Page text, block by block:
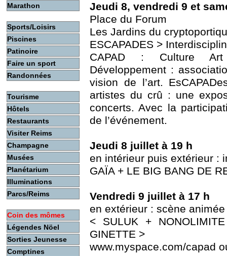
Marathon
Sports/Loisirs
Piscines
Patinoire
Faire un sport
Randonnées
Tourisme
Hôtels
Restaurants
Visiter Reims
Champagne
Musées
Planétarium
Illuminations
Parcs/Reims
Coin des mômes
Légendes Nöel
Sorties Jeunesse
Comptines
Jeudi 8, vendredi 9 et
Place du Forum
Les Jardins du
ESCAPADES >
CAPAD : Culture Art
Développement :
vision de l’art.
artistes du crû : une
concerts. Avec la
de l’événement.
Jeudi 8 juillet à 19 h
en intérieur puis extérieur :
GAÏA + LE BIG BANG DE
Vendredi 9 juillet à 17 h
en extérieur : scène
< SULUK +
GINETTE >
www.myspace.com/capad